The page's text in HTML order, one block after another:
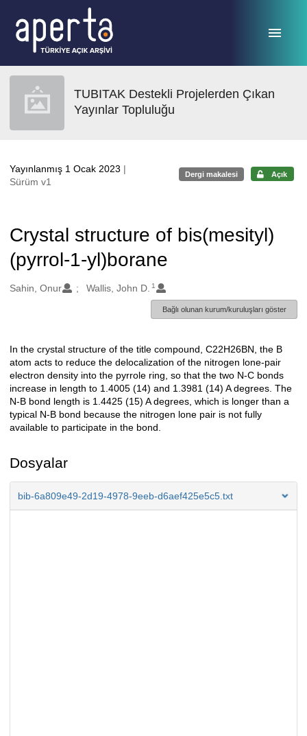
TUBITAK Destekli Projelerden Çıkan
Yayınlar Topluluğu
Yayınlanmış 1 Ocak 2023 |
Sürüm v1
Dergi makalesi Açık
Crystal structure of bis(mesityl)
(pyrrol-1-yl)borane
Oluşturanlar
Sahin, Onur Wallis, John D. 1
Bağlı olunan kurum/kuruluşları göster
Açıklama
In the crystal structure of the title compound, C22H26BN, the B
atom acts to reduce the delocalization of the nitrogen lone-pair
electron density into the pyrrole ring, so that the two N-C bonds
increase in length to 1.4005 (14) and 1.3981 (14) A degrees. The
N-B bond length is 1.4425 (15) A degrees, which is longer than a
typical N-B bond because the nitrogen lone pair is not fully
available to participate in the bond.
Dosyalar
bib-6a809e49-2d19-4978-9eeb-d6aef425e5c5.txt